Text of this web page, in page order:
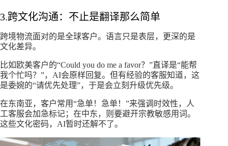
3.跨文化沟通：不止是翻译那么简单​
跨境物流面对的是全球客户。语言只是表层，更深的是
文化差异。​
比如欧美客户的“Could you do me a favor？”直译是“能帮
我个忙吗？”，AI会原样回复。但有经验的客服知道，这
是委婉的“请优先处理”，于是会立刻升级优先级。
在东南亚，客户常用“急单！急单！”来强调时效性，人
工客服会加急标记；在中东，则要避开宗教敏感用词。
这些文化密码，AI暂时还解不了。​